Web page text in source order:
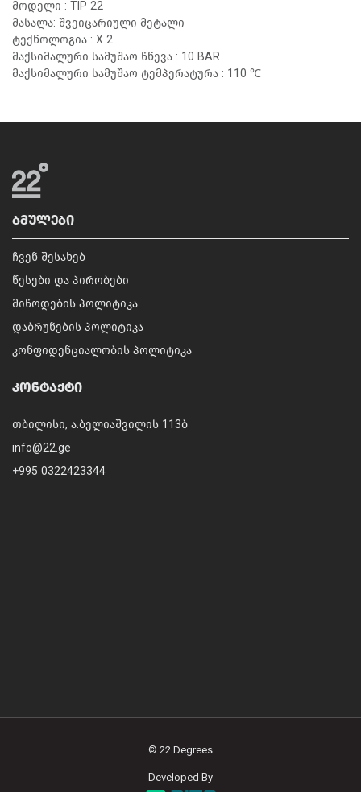
მოდელი : TIP 22
მასალა: შვეიცარიული მეტალი
ტექნოლოგია : X 2
მაქსიმალური სამუშაო წნევა : 10 BAR
მაქსიმალური სამუშაო ტემპერატურა : 110 ℃
ᲑᲛᲣᲚᲔᲑᲘ
ჩვენ შესახებ
წესები და პირობები
მიწოდების პოლიტიკა
დაბრუნების პოლიტიკა
კონფიდენციალობის პოლიტიკა
ᲙᲝᲜᲢᲐᲥᲢᲘ
თბილისი, ა.ბელიაშვილის 113ბ
info@22.ge
+995 0322423344
© 22 Degrees
Developed By